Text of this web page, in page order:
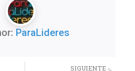
ParaLideres
SIGUIENTE